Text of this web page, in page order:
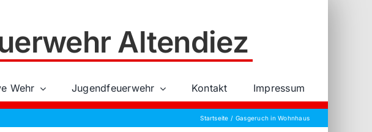
Altendiez
Wehr Jugendfeuerwehr Kontakt Impressum
Startseite Gasgeruch in Wohnhaus